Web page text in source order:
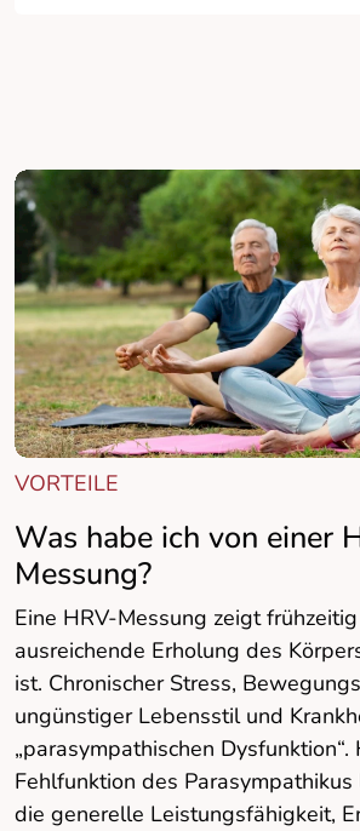
VORTEILE
Was habe ich von einer
Messung?
Eine HRV-Messung zeigt
ausreichende Erholung des
ist. Chronischer Stress,
ungünstiger Lebensstil und
„parasympathischen
Fehlfunktion des
die generelle Leistungsfähigkeit,